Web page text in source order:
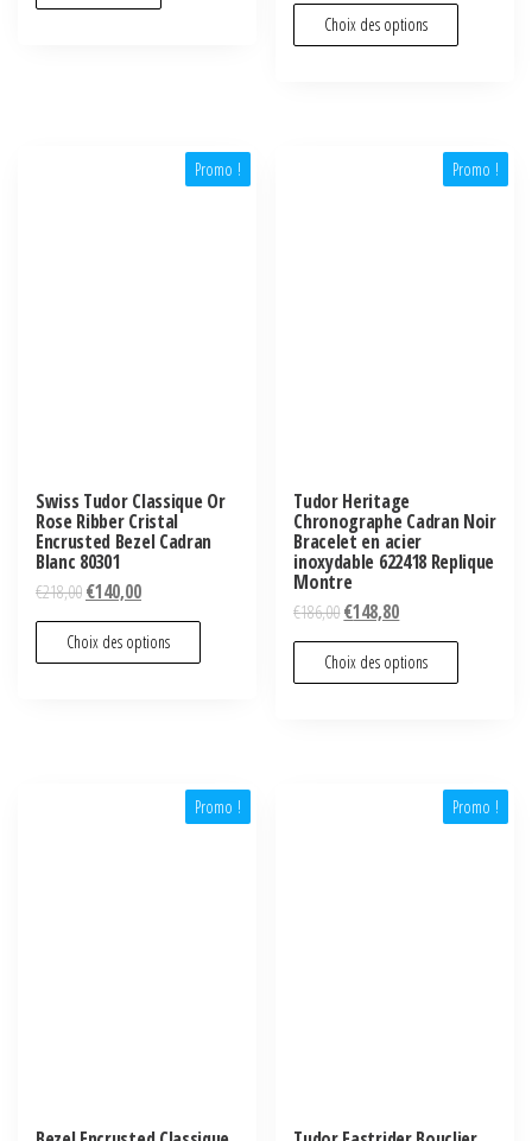
Choix des options
Promo !
Swiss Tudor Classique Or
Rose Ribber Cristal
Encrusted Bezel Cadran
Blanc 80301
€218,00€140,00
Choix des options
Promo !
Tudor Heritage
Chronographe Cadran Noir
Bracelet en acier
inoxydable 622418 Replique
Montre
€186,00€148,80
Choix des options
Promo ! Promo !